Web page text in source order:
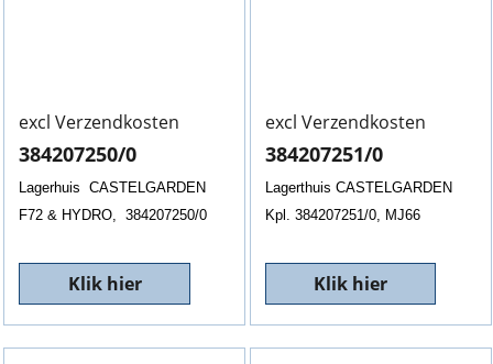
excl Verzendkosten
384207250/0
Lagerhuis CASTELGARDEN
F72 & HYDRO, 384207250/0
Klik hier
excl Verzendkosten
384207251/0
Lagerthuis CASTELGARDEN
Kpl. 384207251/0, MJ66
Klik hier